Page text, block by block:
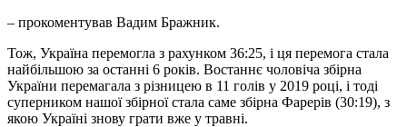
– прокоментував Вадим Бражник.
Тож, Україна перемогла з рахунком 36:25, і ця перемога стала
найбільшою за останні 6 років. Востаннє чоловіча збірна
України перемагала з різницею в 11 голів у 2019 році, і тоді
суперником нашої збірної стала саме збірна Фарерів (30:19), з
якою Україні знову грати вже у травні.